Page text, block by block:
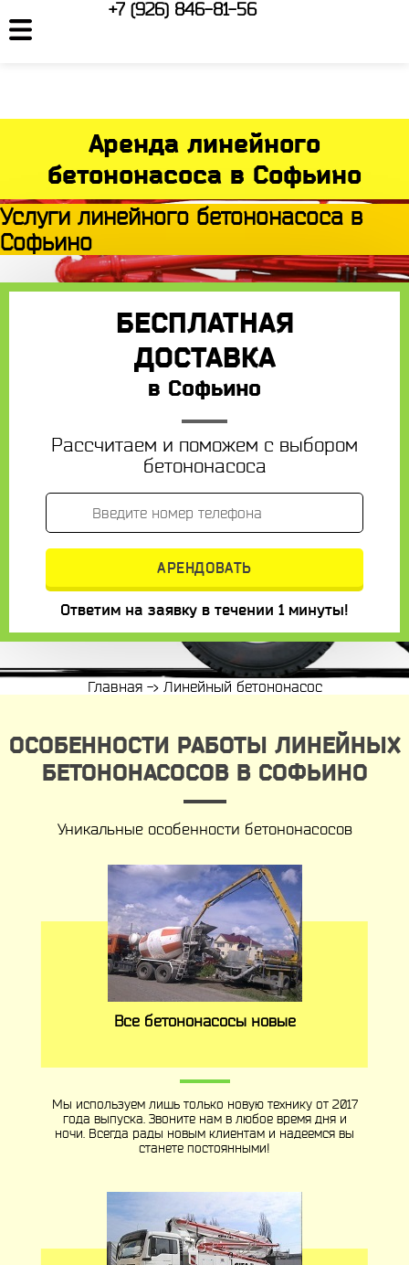
+7 (926) 846-81-56
Аренда линейного
бетононасоса в Софьино
Услуги линейного бетононасоса в
Софьино
БЕСПЛАТНАЯ
ДОСТАВКА
в Софьино
Рассчитаем и поможем с выбором
бетононасоса
Ответим на заявку в течении 1 минуты!
Главная-> Линейный бетононасос
ОСОБЕННОСТИ РАБОТЫ ЛИНЕЙНЫХ
БЕТОНОНАСОСОВ В СОФЬИНО
Уникальные особенности бетононасосов
Все бетононасосы новые
Мы используем лишь только новую технику от 2017
года выпуска. Звоните нам в любое время дня и
ночи. Всегда рады новым клиентам и надеемся вы
станете постоянными!